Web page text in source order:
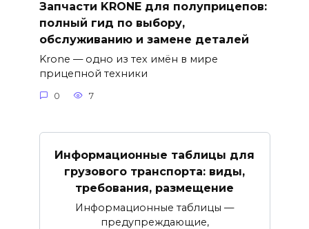
Запчасти KRONE для полуприцепов:
полный гид по выбору,
обслуживанию и замене деталей
Krone — одно из тех имён в мире
прицепной техники
0 7
Информационные таблицы для
грузового транспорта: виды,
требования, размещение
Информационные таблицы —
предупреждающие,